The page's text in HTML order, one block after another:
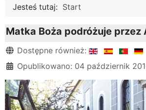
Jesteś tutaj: Start
Matka Boża podróżuje przez
Szczegóły
Dostępne również:
Opublikowano: 04 październik